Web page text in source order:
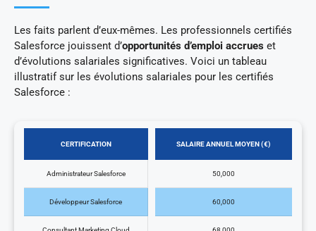
Les faits parlent d’eux-mêmes. Les professionnels certifiés
Salesforce jouissent d’opportunités d’emploi accrues et
d’évolutions salariales significatives. Voici un tableau
illustratif sur les évolutions salariales pour les certifiés
Salesforce :
CERTIFICATION SALAIRE ANNUEL MOYEN (€)
Administrateur Salesforce 50,000
Développeur Salesforce 60,000